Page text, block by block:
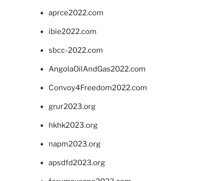
aprce2022.com
ibie2022.com
sbcc-2022.com
AngolaOilAndGas2022.com
Convoy4Freedom2022.com
grur2023.org
hkhk2023.org
napm2023.org
apsdfd2023.org